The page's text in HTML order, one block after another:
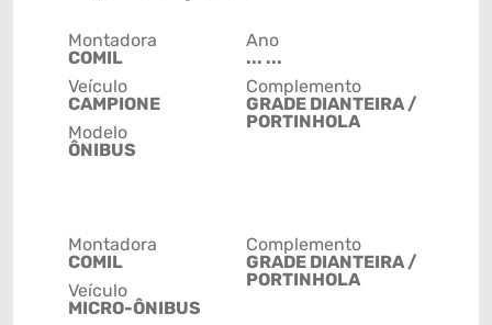
Montadora
COMIL
Veículo
CAMPIONE
Modelo
ÔNIBUS
Ano
... ...
Complemento
GRADE DIANTEIRA /
PORTINHOLA
Montadora
COMIL
Veículo
MICRO-ÔNIBUS
Complemento
GRADE DIANTEIRA /
PORTINHOLA